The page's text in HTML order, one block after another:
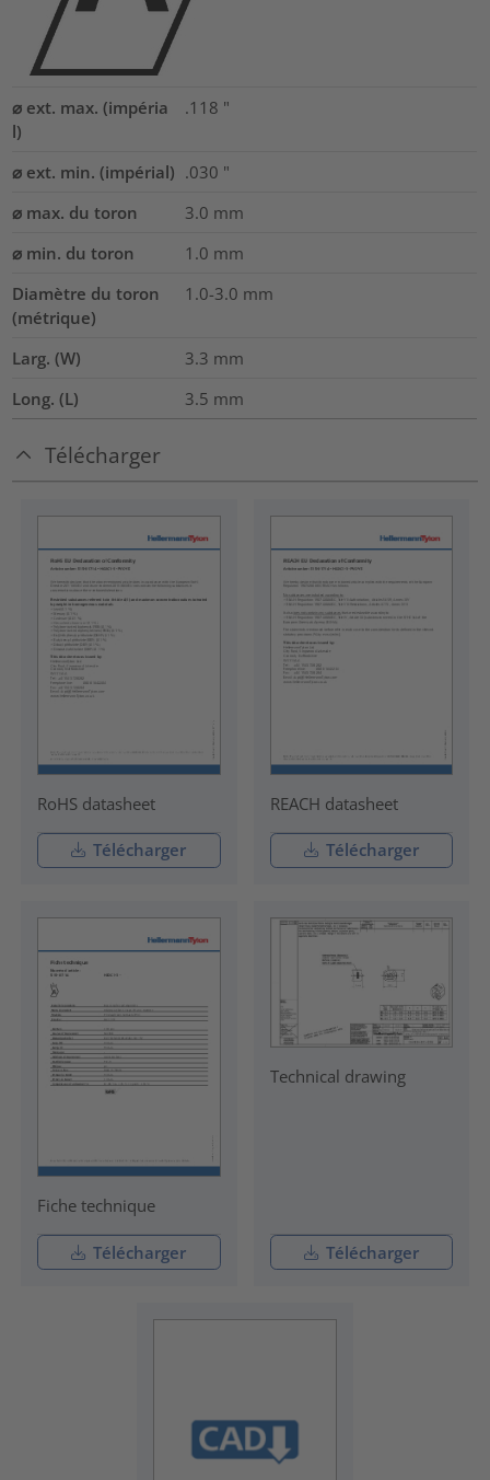
⌀ ext. max. (impéria
l)
.118 "
⌀ ext. min. (impérial) .030 "
⌀ max. du toron
3.0 mm
⌀ min. du toron
1.0 mm
Diamètre du toron
(métrique)
1.0-3.0 mm
Larg. (W) 3.3 mm
Long. (L)
3.5 mm
Télécharger
RoHS datasheet
Télécharger
REACH datasheet
Télécharger
Fiche technique
Télécharger
Technical drawing
Télécharger